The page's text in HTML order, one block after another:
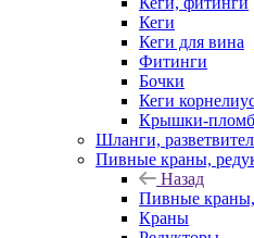
Кеги
Кеги для вина
Фитинги
Бочки
Кеги
Крышки-
Шланги,
Пивные краны,
Назад
Пивные
Краны